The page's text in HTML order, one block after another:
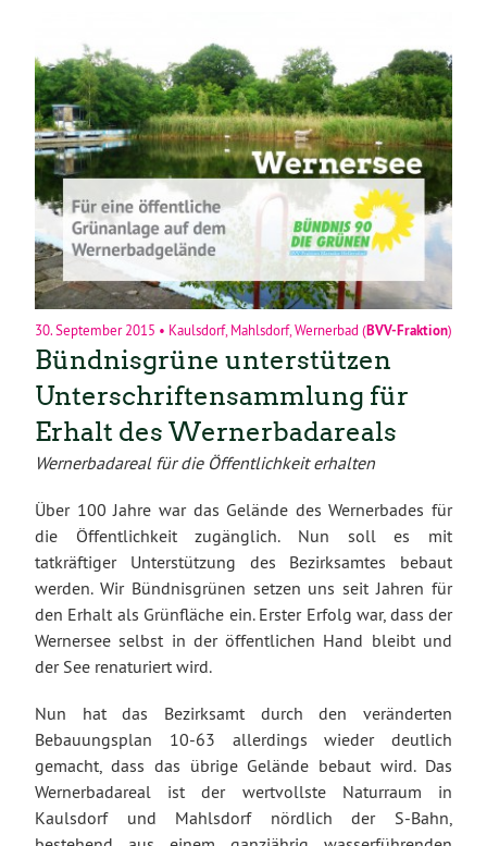
30. September 2015 • Kaulsdorf, Mahlsdorf, Wernerbad (BVV-Fraktion)
Bündnisgrüne unterstützen
Unterschriftensammlung für
Erhalt des Wernerbadareals
Wernerbadareal für die Öffentlichkeit erhalten
Über 100 Jahre war das Gelände des Wernerbades für
die Öffentlichkeit zugänglich. Nun soll es mit
tatkräftiger Unterstützung des Bezirksamtes bebaut
werden. Wir Bündnisgrünen setzen uns seit Jahren für
den Erhalt als Grünfläche ein. Erster Erfolg war, dass der
Wernersee selbst in der öffentlichen Hand bleibt und
der See renaturiert wird.
Nun hat das Bezirksamt durch den veränderten
Bebauungsplan 10-63 allerdings wieder deutlich
gemacht, dass das übrige Gelände bebaut wird. Das
Wernerbadareal ist der wertvollste Naturraum in
Kaulsdorf und Mahlsdorf nördlich der S-Bahn,